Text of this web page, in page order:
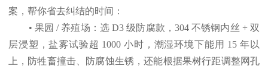
案，帮你省去纠结的时间：
• 果园 / 养殖场：选 D3 级防腐款，304 不锈钢内丝 + 双
层浸塑，盐雾试验超 1000 小时，潮湿环境下能用 15 年以
上，防牲畜撞击、防腐蚀生锈，还能根据果树行距调整网孔